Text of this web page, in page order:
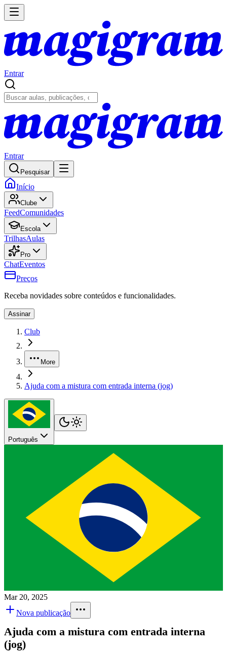
Entrar
Entrar
Pesquisar
Início
Clube
FeedComunidades
Escola
TrilhasAulas
Pro
ChatEventos
Preços
Receba novidades sobre conteúdos e funcionalidades.
Assinar
Club
More
Ajuda com a mistura com entrada interna (jog)
Português
Mar 20, 2025
Nova publicação
Ajuda com a mistura com entrada interna
(jog)